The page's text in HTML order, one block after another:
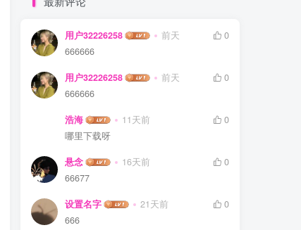
用户32226258 前天
0
666666
用户32226258 前天
0
666666
浩海 11天前
0
哪里下载呀
悬念 16天前
0
66677
设置名字 21天前
0
666